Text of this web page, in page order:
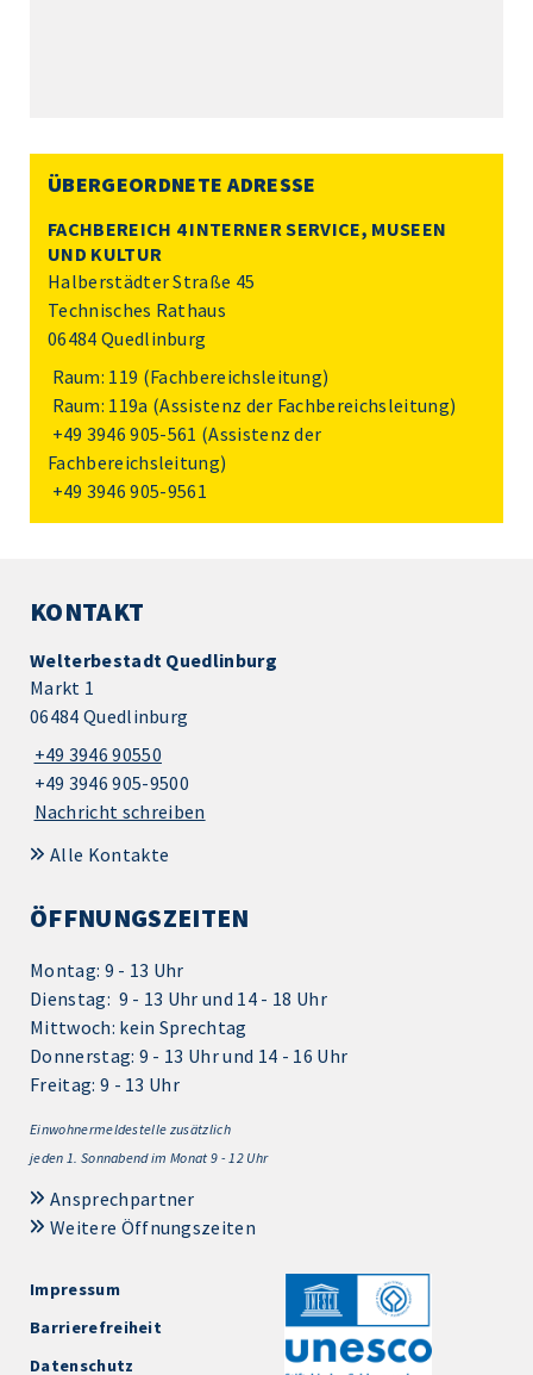
ÜBERGEORDNETE ADRESSE
FACHBEREICH 4 INTERNER SERVICE, MUSEEN
UND KULTUR
Halberstädter Straße 45
Technisches Rathaus
06484 Quedlinburg
Raum: 119 (Fachbereichsleitung)
Raum: 119a (Assistenz der Fachbereichsleitung)
+49 3946 905-561 (Assistenz der
Fachbereichsleitung)
+49 3946 905-9561
KONTAKT
Welterbestadt Quedlinburg
Markt 1
06484 Quedlinburg
+49 3946 90550
+49 3946 905-9500
Nachricht schreiben
Alle Kontakte
ÖFFNUNGSZEITEN
Montag: 9 - 13 Uhr
Dienstag: 9 - 13 Uhr und 14 - 18 Uhr
Mittwoch: kein Sprechtag
Donnerstag: 9 - 13 Uhr und 14 - 16 Uhr
Freitag: 9 - 13 Uhr
Einwohnermeldestelle zusätzlich
jeden 1. Sonnabend im Monat 9 - 12 Uhr
Ansprechpartner
Weitere Öffnungszeiten
Impressum
Barrierefreiheit
Datenschutz